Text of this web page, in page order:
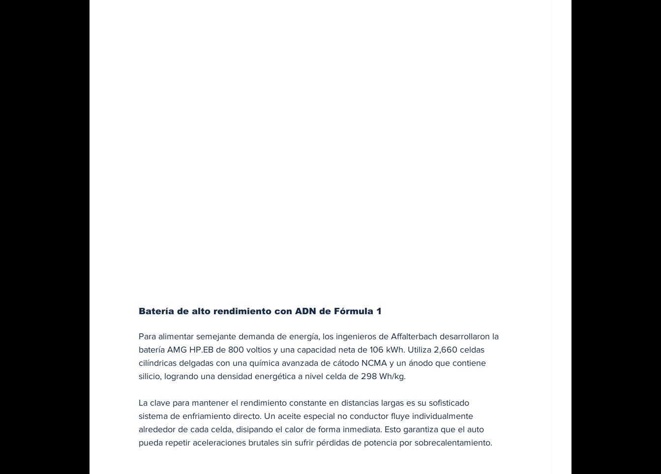
Batería de alto rendimiento con ADN de Fórmula 1
Para alimentar semejante demanda de energía, los ingenieros de Affalterbach desarrollaron la
batería AMG HP.EB de 800 voltios y una capacidad neta de 106 kWh. Utiliza 2,660 celdas
cilíndricas delgadas con una química avanzada de cátodo NCMA y un ánodo que contiene
silicio, logrando una densidad energética a nivel celda de 298 Wh/kg.
La clave para mantener el rendimiento constante en distancias largas es su sofisticado
sistema de enfriamiento directo. Un aceite especial no conductor fluye individualmente
alrededor de cada celda, disipando el calor de forma inmediata. Esto garantiza que el auto
pueda repetir aceleraciones brutales sin sufrir pérdidas de potencia por sobrecalentamiento.